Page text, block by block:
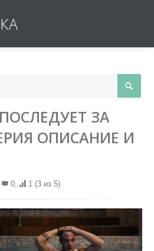
ЗА
ОПИСАНИЕ И
0, 1 (3 из 5)